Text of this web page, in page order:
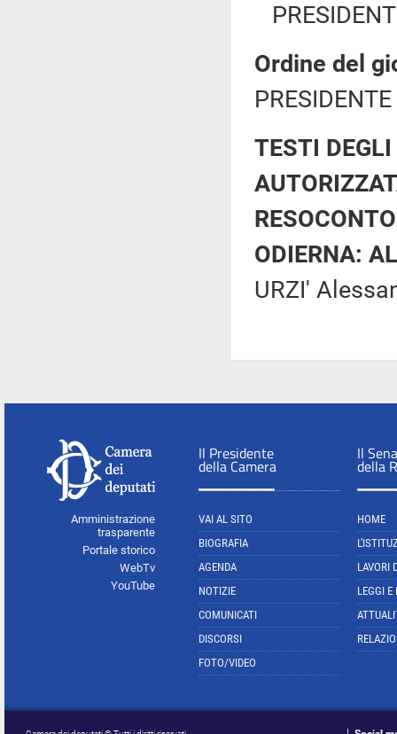
Ordine del
TESTI
ODIERNA:
URZI'
Amministrazione
trasparente
Portale storico
WebTv
YouTube
Il Presidente
della Camera
VAI AL SITO
BIOGRAFIA
AGENDA
NOTIZIE
COMUNICATI
DISCORSI
FOTO/VIDEO
Il
della
HOME
LAVORI
LEGGI E